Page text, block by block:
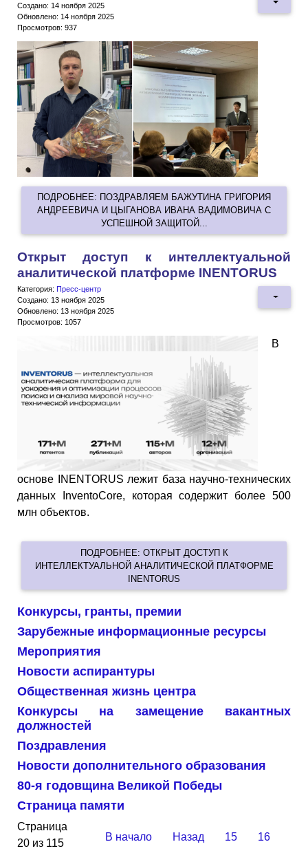
Создано: 14 ноября 2025
Обновлено: 14 ноября 2025
Просмотров: 937
ПОДРОБНЕЕ: ПОЗДРАВЛЯЕМ БАЖУТИНА ГРИГОРИЯ
АНДРЕЕВИЧА И ЦЫГАНОВА ИВАНА ВАДИМОВИЧА С
УСПЕШНОЙ ЗАЩИТОЙ...
Открыт доступ к интеллектуальной
аналитической платформе INENTORUS
Категория: Пресс-центр
Создано: 13 ноября 2025
Обновлено: 13 ноября 2025
Просмотров: 1057
В
основе INENTORUS лежит база научно-технических
данных InventoCore, которая содержит более 500
млн объектов.
ПОДРОБНЕЕ: ОТКРЫТ ДОСТУП К
ИНТЕЛЛЕКТУАЛЬНОЙ АНАЛИТИЧЕСКОЙ ПЛАТФОРМЕ
INENTORUS
Конкурсы, гранты, премии
Зарубежные информационные ресурсы
Мероприятия
Новости аспирантуры
Общественная жизнь центра
Конкурсы на замещение вакантных
должностей
Поздравления
Новости дополнительного образования
80-я годовщина Великой Победы
Страница памяти
Страница
20 из 115
В начало Назад 15 16